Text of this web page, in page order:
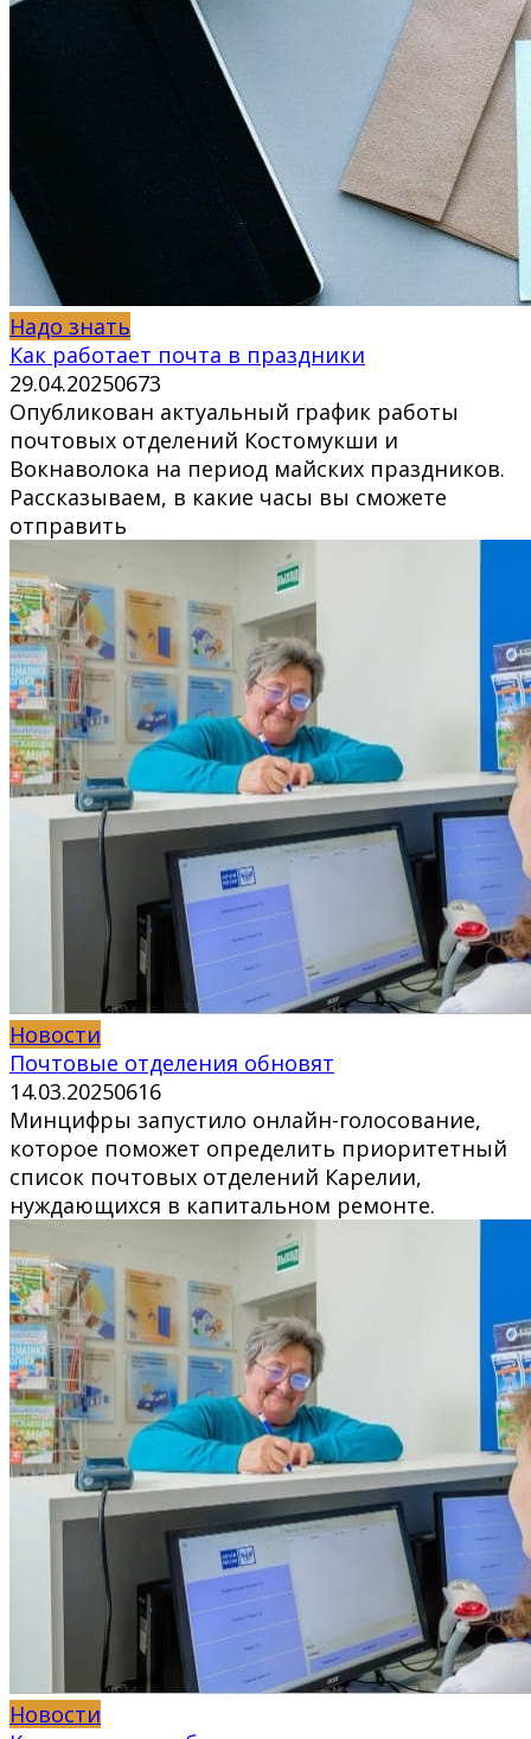
Надо знать
Как работает почта в праздники
29.04.20250673
Опубликован актуальный график работы
почтовых отделений Костомукши и
Вокнаволока на период майских праздников.
Рассказываем, в какие часы вы сможете
отправить
Новости
Почтовые отделения обновят
14.03.20250616
Минцифры запустило онлайн-голосование,
которое поможет определить приоритетный
список почтовых отделений Карелии,
нуждающихся в капитальном ремонте.
Новости